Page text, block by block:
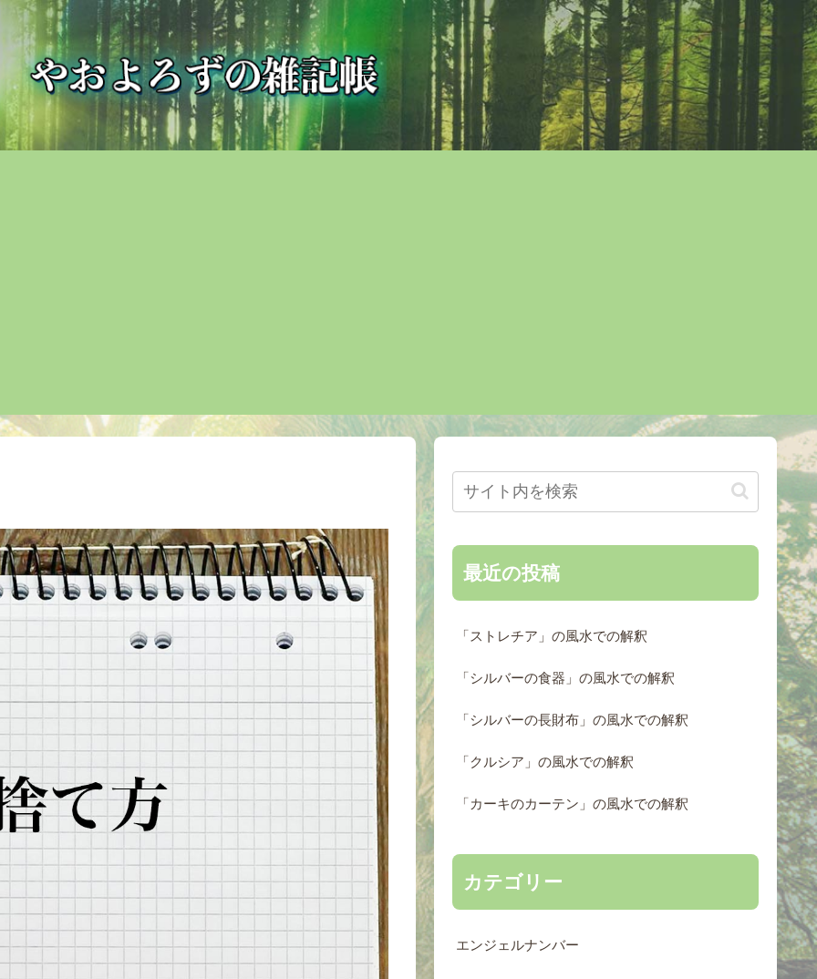
最近の投稿
「ストレチア」の風水での解釈
「シルバーの食器」の風水での解釈
「シルバーの長財布」の風水での解釈
「クルシア」の風水での解釈
「カーキのカーテン」の風水での解釈
カテゴリー
エンジェルナンバー